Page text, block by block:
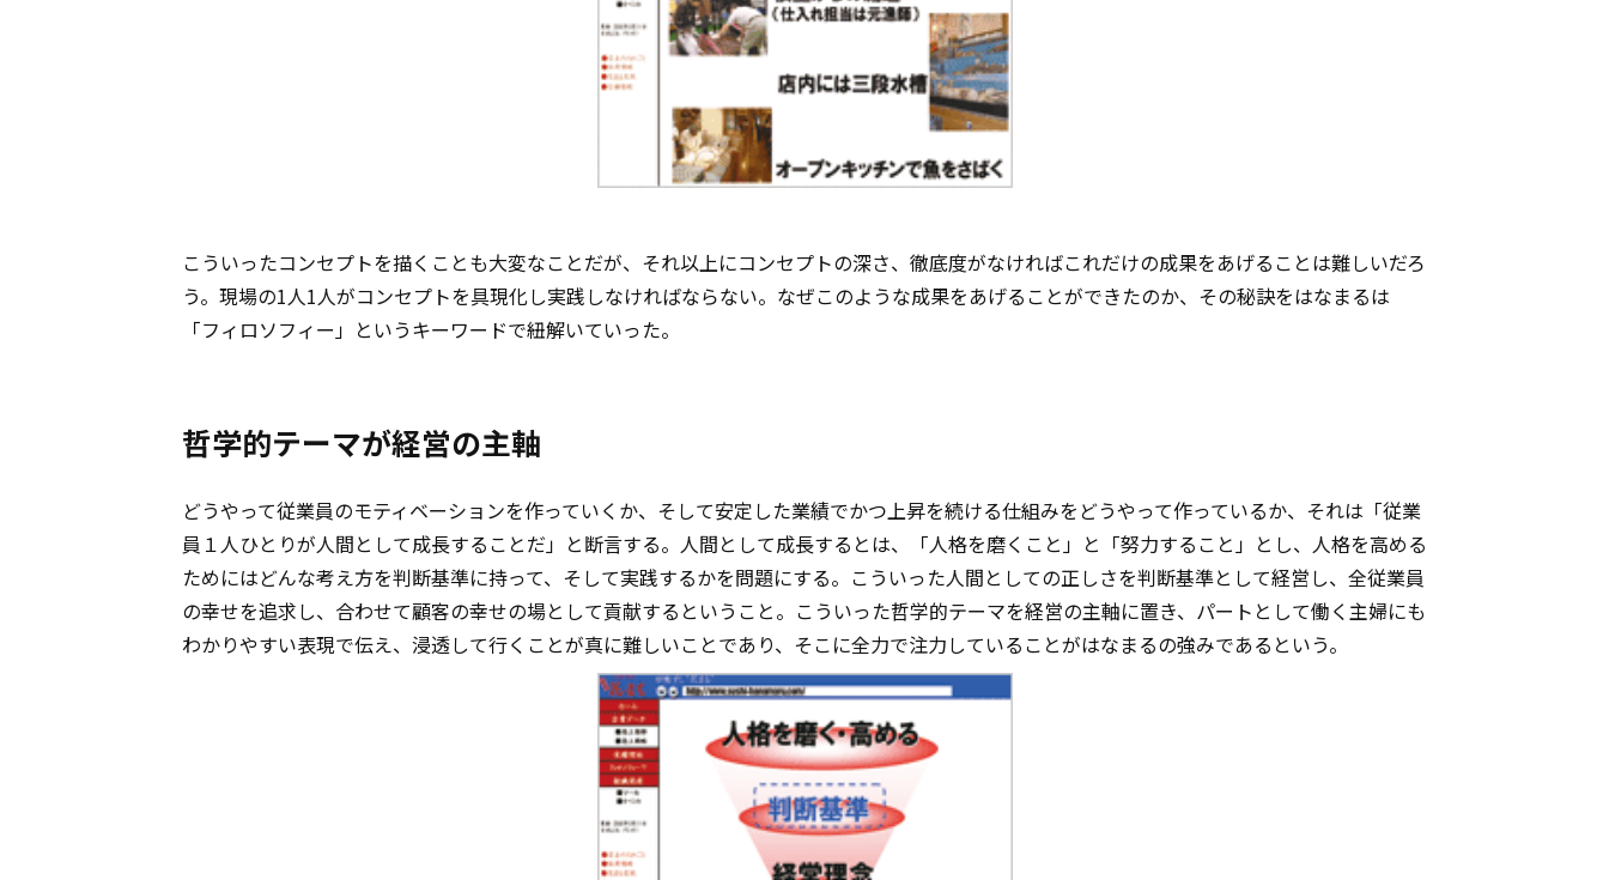
こういったコンセプトを描くことも大変なことだが、それ以上にコンセプトの深さ、徹底度がなければこれだけの成果をあげることは難しいだろ
う。現場の1人1人がコンセプトを具現化し実践しなければならない。なぜこのような成果をあげることができたのか、その秘訣をはなまるは
「フィロソフィー」というキーワードで紐解いていった。
哲学的テーマが経営の主軸
どうやって従業員のモティベーションを作っていくか、そして安定した業績でかつ上昇を続ける仕組みをどうやって作っているか、それは「従業
員１人ひとりが人間として成長することだ」と断言する。人間として成長するとは、「人格を磨くこと」と「努力すること」とし、人格を高める
ためにはどんな考え方を判断基準に持って、そして実践するかを問題にする。こういった人間としての正しさを判断基準として経営し、全従業員
の幸せを追求し、合わせて顧客の幸せの場として貢献するということ。こういった哲学的テーマを経営の主軸に置き、パートとして働く主婦にも
わかりやすい表現で伝え、浸透して行くことが真に難しいことであり、そこに全力で注力していることがはなまるの強みであるという。